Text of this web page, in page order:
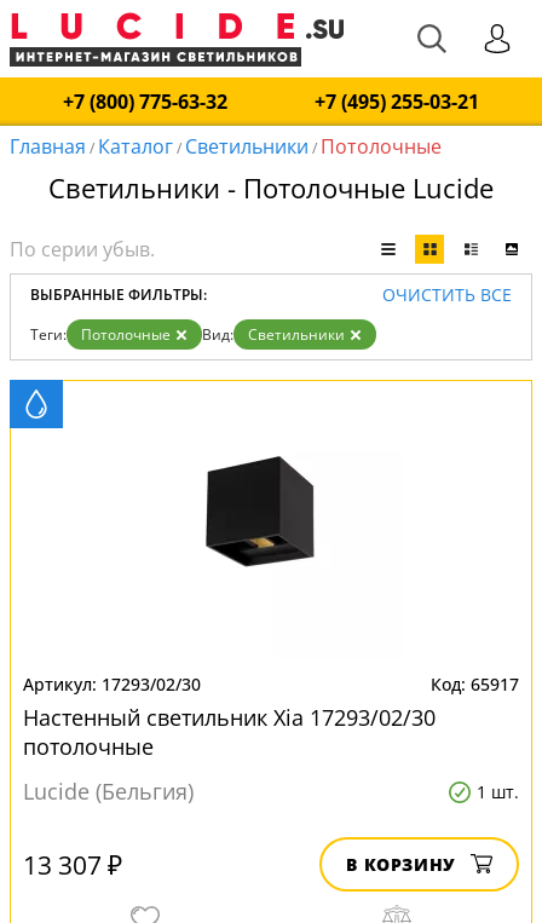
+7 (800) 775-63-32
+7 (495) 255-03-21
Главная / Каталог/ Светильники / Потолочные
Светильники - Потолочные Lucide
ВЫБРАННЫЕ ФИЛЬТРЫ: ОЧИСТИТЬ ВСЕ
Теги: Потолочные Вид: Светильники
17293/02/30 65917
Настенный светильник Xia 17293/02/30
потолочные
Lucide (Бельгия)
1 шт.
13 307 ₽ В КОРЗИНУ